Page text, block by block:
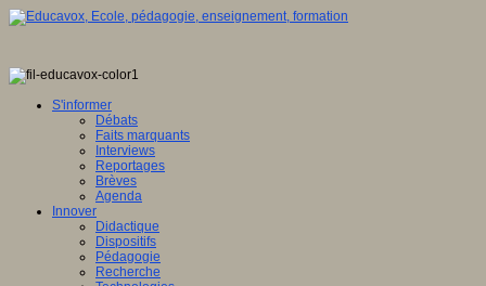
S'informer
Débats
Faits marquants
Interviews
Reportages
Brèves
Agenda
Innover
Didactique
Dispositifs
Pédagogie
Recherche